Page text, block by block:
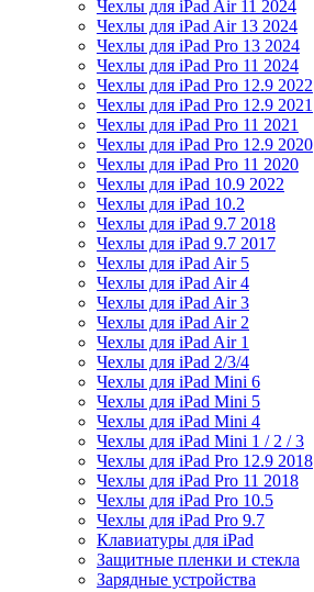
Чехлы для iPad Air 11 2024
Чехлы для iPad Air 13 2024
Чехлы для iPad Pro 13 2024
Чехлы для iPad Pro 11 2024
Чехлы для iPad Pro 12.9 2022
Чехлы для iPad Pro 12.9 2021
Чехлы для iPad Pro 11 2021
Чехлы для iPad Pro 12.9 2020
Чехлы для iPad Pro 11 2020
Чехлы для iPad 10.9 2022
Чехлы для iPad 10.2
Чехлы для iPad 9.7 2018
Чехлы для iPad 9.7 2017
Чехлы для iPad Air 5
Чехлы для iPad Air 4
Чехлы для iPad Air 3
Чехлы для iPad Air 2
Чехлы для iPad Air 1
Чехлы для iPad 2/3/4
Чехлы для iPad Mini 6
Чехлы для iPad Mini 5
Чехлы для iPad Mini 4
Чехлы для iPad Mini 1 / 2 / 3
Чехлы для iPad Pro 12.9 2018
Чехлы для iPad Pro 11 2018
Чехлы для iPad Pro 10.5
Чехлы для iPad Pro 9.7
Клавиатуры для iPad
Защитные пленки и стекла
Зарядные устройства